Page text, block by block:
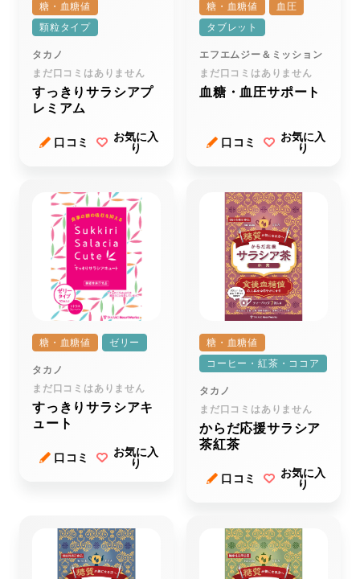
糖・血糖値
顆粒タイプ
タカノ
まだ口コミはありません
すっきりサラシアプ
レミアム
口コミ
お気に入
り
糖・血糖値
血圧
タブレット
エフエムジー＆ミッション
まだ口コミはありません
血糖・血圧サポート
口コミ
お気に入
り
糖・血糖値 ゼリー
タカノ
まだ口コミはありません
すっきりサラシアキ
ュート
口コミ
お気に入
り
糖・血糖値
コーヒー・紅茶・ココア
タカノ
まだ口コミはありません
からだ応援サラシア
茶紅茶
口コミ
お気に入
り